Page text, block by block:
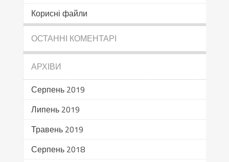
Корисні файли
ОСТАННІ КОМЕНТАРІ
АРХІВИ
Серпень 2019
Липень 2019
Травень 2019
Серпень 2018